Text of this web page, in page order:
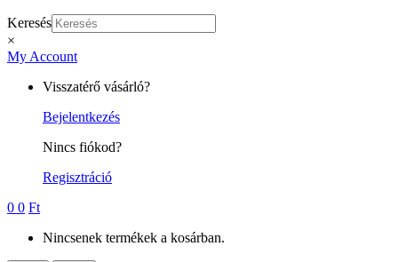
Keresés
×
My Account
Visszatérő vásárló?
Bejelentkezés
Nincs fiókod?
Regisztráció
0 0 Ft
Nincsenek termékek a kosárban.